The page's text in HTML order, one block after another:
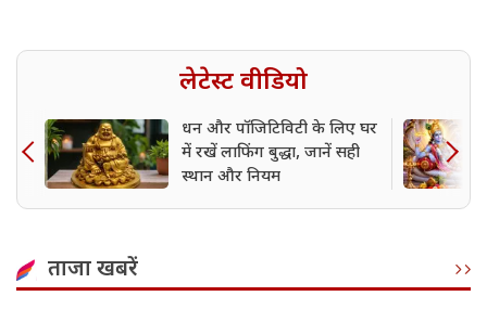
लेटेस्ट वीडियो
धन और पॉजिटिविटी के लिए घर
में रखें लाफिंग बुद्धा, जानें सही
स्थान और नियम
ताजा खबरें